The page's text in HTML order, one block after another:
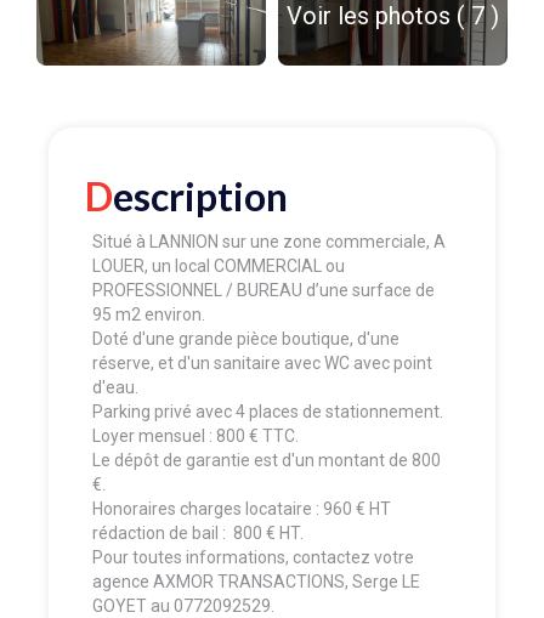
Voir les photos ( 7 )
Description
Situé à LANNION sur une zone commerciale, A
LOUER, un local COMMERCIAL ou
PROFESSIONNEL / BUREAU d’une surface de
95 m2 environ.
Doté d'une grande pièce boutique, d'une
réserve, et d'un sanitaire avec WC avec point
d'eau.
Parking privé avec 4 places de stationnement.
Loyer mensuel : 800 € TTC.
Le dépôt de garantie est d'un montant de 800
€.
Honoraires charges locataire : 960 € HT
rédaction de bail : 800 € HT.
Pour toutes informations, contactez votre
agence AXMOR TRANSACTIONS, Serge LE
GOYET au 0772092529.